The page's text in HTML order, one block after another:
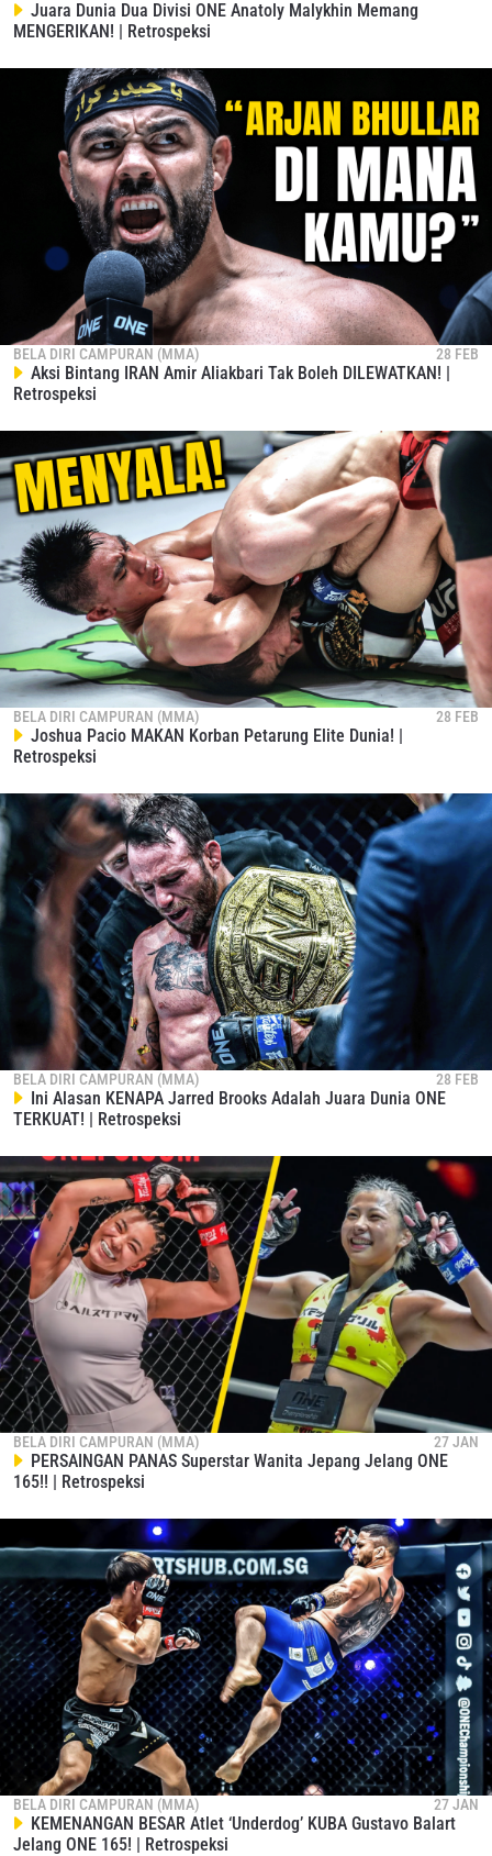
Juara Dunia Dua Divisi ONE Anatoly Malykhin Memang
MENGERIKAN! | Retrospeksi
BELA DIRI CAMPURAN (MMA) 28 FEB
Aksi Bintang IRAN Amir Aliakbari Tak Boleh DILEWATKAN! |
Retrospeksi
BELA DIRI CAMPURAN (MMA) 28 FEB
Joshua Pacio MAKAN Korban Petarung Elite Dunia! |
Retrospeksi
BELA DIRI CAMPURAN (MMA) 28 FEB
Ini Alasan KENAPA Jarred Brooks Adalah Juara Dunia ONE
TERKUAT! | Retrospeksi
BELA DIRI CAMPURAN (MMA) 27 JAN
PERSAINGAN PANAS Superstar Wanita Jepang Jelang ONE
165!! | Retrospeksi
BELA DIRI CAMPURAN (MMA) 27 JAN
KEMENANGAN BESAR Atlet ‘Underdog’ KUBA Gustavo Balart
Jelang ONE 165! | Retrospeksi